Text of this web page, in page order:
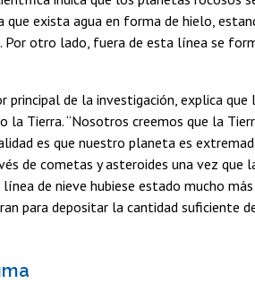
que exista agua en forma de hielo,
otro lado, fuera de esta línea se
principal de la investigación, explica
la Tierra. “Nosotros creemos que la
es que nuestro planeta es
de cometas y asteroides una vez
de nieve hubiese estado mucho
para depositar la cantidad suficiente